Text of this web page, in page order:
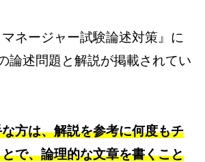
マネージャー試験論述対策』に
論述問題と解説が掲載されてい
方は、解説を参考に何度もチ
で、論理的な文章を書くこと